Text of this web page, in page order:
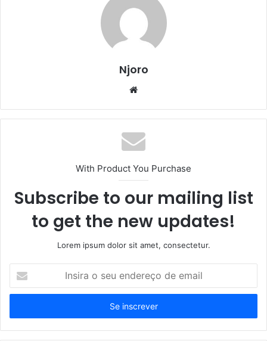
Njoro
Website
With Product You Purchase
Subscribe to our mailing list
to get the new updates!
Lorem ipsum dolor sit amet, consectetur.
seu
de
email